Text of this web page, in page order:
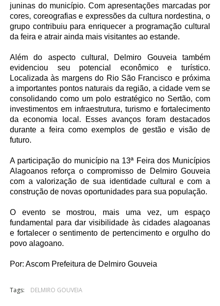
juninas do município. Com apresentações marcadas por
cores, coreografias e expressões da cultura nordestina, o
grupo contribuiu para enriquecer a programação cultural
da feira e atrair ainda mais visitantes ao estande.
Além do aspecto cultural, Delmiro Gouveia também
evidenciou seu potencial econômico e turístico.
Localizada às margens do Rio São Francisco e próxima
a importantes pontos naturais da região, a cidade vem se
consolidando como um polo estratégico no Sertão, com
investimentos em infraestrutura, turismo e fortalecimento
da economia local. Esses avanços foram destacados
durante a feira como exemplos de gestão e visão de
futuro.
A participação do município na 13ª Feira dos Municípios
Alagoanos reforça o compromisso de Delmiro Gouveia
com a valorização de sua identidade cultural e com a
construção de novas oportunidades para sua população.
O evento se mostrou, mais uma vez, um espaço
fundamental para dar visibilidade às cidades alagoanas
e fortalecer o sentimento de pertencimento e orgulho do
povo alagoano.
Por: Ascom Prefeitura de Delmiro Gouveia
Tags: DELMIRO GOUVEIA